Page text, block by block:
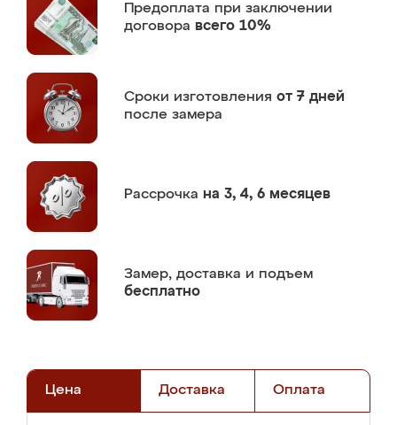
Предоплата при заключении
договора всего 10%
Сроки изготовления от 7 дней
после замера
Рассрочка на 3, 4, 6 месяцев
Замер, доставка и подъем
бесплатно
Цена Доставка Оплата